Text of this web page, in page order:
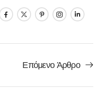
Επόμενο Άρθρο